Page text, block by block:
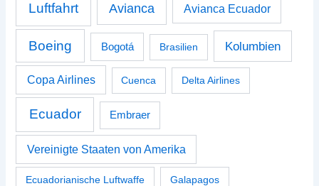
Luftfahrt Avianca Avianca Ecuador
Boeing Bogotá Brasilien Kolumbien
Copa Airlines Cuenca Delta Airlines
Ecuador Embraer
Vereinigte Staaten von Amerika
Ecuadorianische Luftwaffe Galapagos